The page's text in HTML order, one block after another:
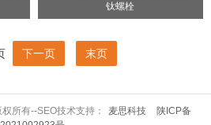
钛螺栓
下一页 末页
所有--SEO技术支持： 麦思科技
陕ICP备